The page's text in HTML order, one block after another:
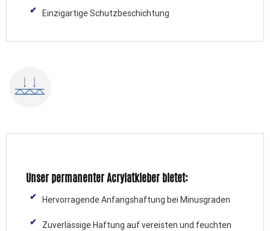
Einzigartige Schutzbeschichtung
Unser permanenter Acrylatkleber bietet:
Hervorragende Anfangshaftung bei Minusgraden
Zuverlässige Haftung auf vereisten und feuchten